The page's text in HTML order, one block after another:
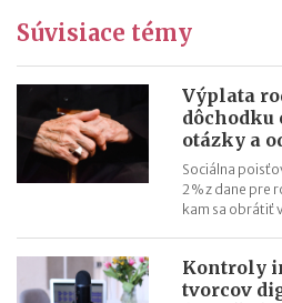
Oslobodenie zamestnaneckých akcií
Registrácia pre DPH od roku 2025
Rekreačné poukazy (príspevok) v
Predaj obchodného podielu
Bezpečný prístav v transferovom
Súvisiace témy
Výplata
dôchodku
otázky a
Sociálna
2 % z dane pre
kam sa obrátiť
Kontroly
tvorcov